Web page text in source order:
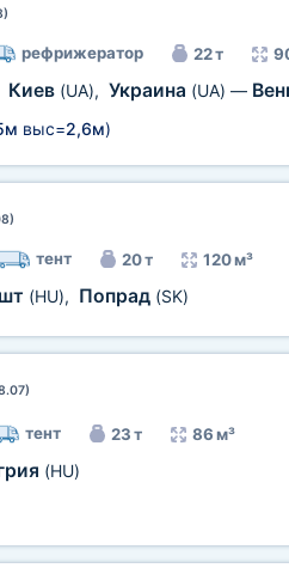
рефрижератор 22 т
Киев (UA), Украина (UA) —
выс=2,6м)
тент 20 т 120 м³
(HU), Попрад (SK)
тент 23 т 86 м³
(HU)